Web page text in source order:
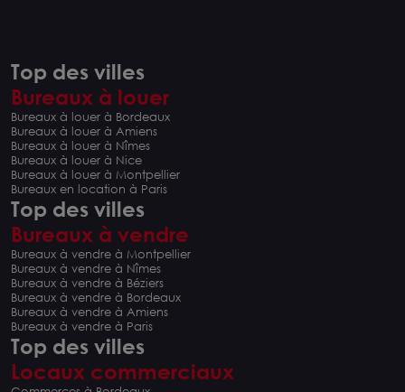
Top des villes
Bureaux à louer
Bureaux à louer à Bordeaux
Bureaux à louer à Amiens
Bureaux à louer à Nîmes
Bureaux à louer à Nice
Bureaux à louer à Montpellier
Bureaux en location à Paris
Top des villes
Bureaux à vendre
Bureaux à vendre à Montpellier
Bureaux à vendre à Nîmes
Bureaux à vendre à Béziers
Bureaux à vendre à Bordeaux
Bureaux à vendre à Amiens
Bureaux à vendre à Paris
Top des villes
Locaux commerciaux